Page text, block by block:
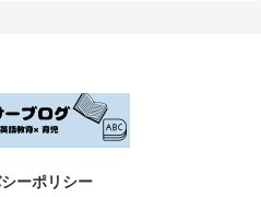
ーポリシー